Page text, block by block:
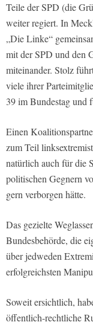
Teile der SPD (die
weiter regiert. In
„Die Linke“
mit der SPD und den
miteinander. Stolz
viele ihrer
39 im Bundestag und
Einen
zum Teil
natürlich auch für die
politischen Gegnern
gern verborgen hätte.
Das gezielte
Bundesbehörde, die
über jedweden
erfolgreichsten
Soweit ersichtlich,
öffentlich-rechtliche